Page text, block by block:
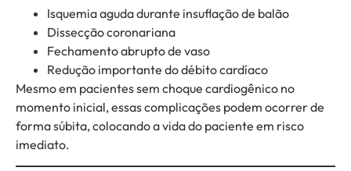
Isquemia aguda durante insuflação de balão
Dissecção coronariana
Fechamento abrupto de vaso
Redução importante do débito cardíaco
Mesmo em pacientes sem choque cardiogênico no
momento inicial, essas complicações podem ocorrer de
forma súbita, colocando a vida do paciente em risco
imediato.